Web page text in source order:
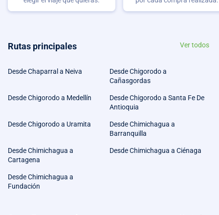
Rutas principales Ver todos
Desde Chaparral a Neiva
Desde Chigorodo a
Cañasgordas
Desde Chigorodo a Medellín
Desde Chigorodo a Santa Fe De
Antioquia
Desde Chigorodo a Uramita
Desde Chimichagua a
Barranquilla
Desde Chimichagua a
Cartagena
Desde Chimichagua a Ciénaga
Desde Chimichagua a
Fundación